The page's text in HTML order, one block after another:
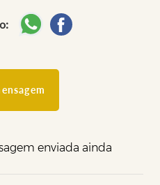
enviada ainda